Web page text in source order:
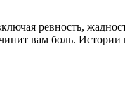
ревность,
вам боль. Истории